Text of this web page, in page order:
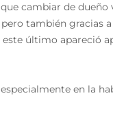
cambiar de dueño
también gracias
último apareció
en la